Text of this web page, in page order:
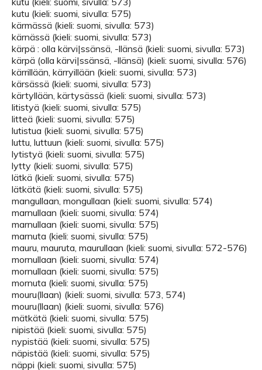
kutu (kieli: suomi, sivulla: 575)
kärmässä (kieli: suomi, sivulla: 573)
kärnässä (kieli: suomi, sivulla: 573)
kärpä : olla kärvi|ssänsä, -llänsä (kieli: suomi, sivulla: 573)
kärpä (olla kärvi|ssänsä, -llänsä) (kieli: suomi, sivulla: 576)
kärrillään, kärryillään (kieli: suomi, sivulla: 573)
kärsässä (kieli: suomi, sivulla: 573)
kärtyllään, kärtysässä (kieli: suomi, sivulla: 573)
litistyä (kieli: suomi, sivulla: 575)
litteä (kieli: suomi, sivulla: 575)
lutistua (kieli: suomi, sivulla: 575)
luttu, luttuun (kieli: suomi, sivulla: 575)
lytistyä (kieli: suomi, sivulla: 575)
lytty (kieli: suomi, sivulla: 575)
lätkä (kieli: suomi, sivulla: 575)
lätkätä (kieli: suomi, sivulla: 575)
mangullaan, mongullaan (kieli: suomi, sivulla: 574)
marnullaan (kieli: suomi, sivulla: 574)
marnullaan (kieli: suomi, sivulla: 575)
marnuta (kieli: suomi, sivulla: 575)
mauru, mauruta, maurullaan (kieli: suomi, sivulla: 572-576)
mornullaan (kieli: suomi, sivulla: 574)
mornullaan (kieli: suomi, sivulla: 575)
mornuta (kieli: suomi, sivulla: 575)
mouru(llaan) (kieli: suomi, sivulla: 573, 574)
mouru(llaan) (kieli: suomi, sivulla: 576)
mätkätä (kieli: suomi, sivulla: 575)
nipistää (kieli: suomi, sivulla: 575)
nypistää (kieli: suomi, sivulla: 575)
näpistää (kieli: suomi, sivulla: 575)
näppi (kieli: suomi, sivulla: 575)